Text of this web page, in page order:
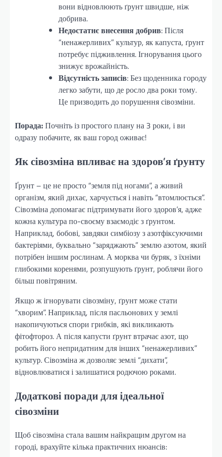
вони відновлюють ґрунт швидше, ніж
добрива.
Недостатнє внесення добрив: Після
“ненажерливих” культур, як капуста, ґрунт
потребує підживлення. Ігнорування цього
знижує врожайність.
Відсутність записів: Без щоденника городу
легко забути, що де росло два роки тому.
Це призводить до порушення сівозміни.
Порада:Почніть із простого плану на 3 роки, і ви
одразу побачите, як ваш город оживає!
Як сівозміна впливає на здоров’я ґрунту
Ґрунт – це не просто “земля під ногами”, а живий
організм, який дихає, харчується і навіть “втомлюється”.
Сівозміна допомагає підтримувати його здоров’я, адже
кожна культура по-своєму взаємодіє з ґрунтом.
Наприклад, бобові, завдяки симбіозу з азотфіксуючими
бактеріями, буквально “заряджають” землю азотом, який
потрібен іншим рослинам. А морква чи буряк, з їхніми
глибокими коренями, розпушують ґрунт, роблячи його
більш повітряним.
Якщо ж ігнорувати сівозміну, ґрунт може стати
“хворим”. Наприклад, після пасльонових у землі
накопичуються спори грибків, які викликають
фітофтороз. А після капусти ґрунт втрачає азот, що
робить його непридатним для інших “ненажерливих”
культур. Сівозміна ж дозволяє землі “дихати”,
відновлюватися і залишатися родючою роками.
Додаткові поради для ідеальної
сівозміни
Щоб сівозміна стала вашим найкращим другом на
городі, врахуйте кілька практичних нюансів: